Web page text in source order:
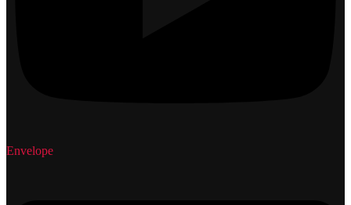
Envelope